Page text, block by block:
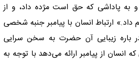
به پاداشی که حق است مژده داد، و از
ارتباط انسان با پیامبر جنبه شخصی
باره زیبایی آن حضرت به سخن سرایی
انسان از پیامبر ارائه می‌دهد با توجه به